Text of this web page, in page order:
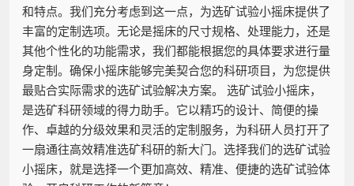
和特点。我们充分考虑到这一点，为选矿试验小摇床提供了
丰富的定制选项。无论是摇床的尺寸规格、处理能力，还是
其他个性化的功能需求，我们都能根据您的具体要求进行量
身定制。确保小摇床能够完美契合您的科研项目，为您提供
最贴合实际需求的选矿试验解决方案。 选矿试验小摇床，
是选矿科研领域的得力助手。它以精巧的设计、简便的操
作、卓越的分级效果和灵活的定制服务，为科研人员打开了
一扇通往高效精准选矿科研的新大门。选择我们的选矿试验
小摇床，就是选择一个更加高效、精准、便捷的选矿试验体